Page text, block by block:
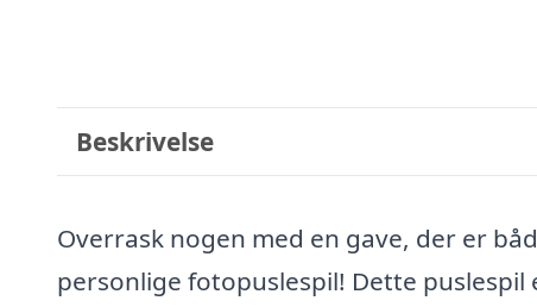
Beskrivelse
Overrask nogen med en gave, der er
personlige fotopuslespil! Dette